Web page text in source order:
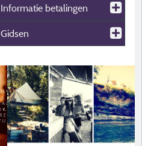
Informatie betalingen
Gidsen